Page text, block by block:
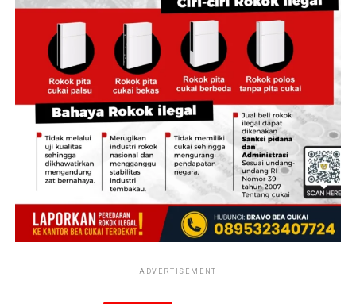
‎”Saat ini penyebabnya masih dalam proses penyelidikan
dan perkembangan selanjutnya akan kami sampaikan,”
ujarnya.
‎Salah seorang warga di sekitar lokasi mengatakan
sebelum api membesar ia melihat kepulan asap hitam
keluar dari salah satu bangunan asrama. Tak lama
kemudian, kobaran api dengan cepat membesar dan
merambat ke bangunan lainnya.
‎”Awalnya terlihat asap hitam, lalu muncul api besar.
Karena angin cukup kencang, api cepat menyebar ke
asrama lainnya,” katanya.
Juan AmbaritaADVERTISEMENT